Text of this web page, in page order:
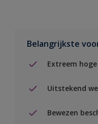
Belangrijkste
Extreem
Uitstekend
Bewezen